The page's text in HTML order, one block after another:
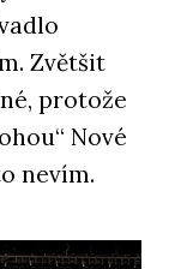
Zvětšit
protože
Nové
nevím.